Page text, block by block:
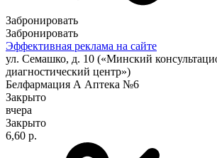
Забронировать
Забронировать
Эффективная реклама на сайте
ул. Семашко, д. 10 («Минский
диагностический центр»)
Белфармация А Аптека №6
Закрыто
вчера
Закрыто
6,60 р.